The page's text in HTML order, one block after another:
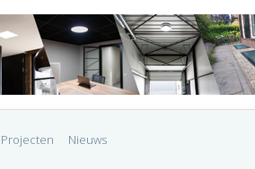
Projecten Nieuws